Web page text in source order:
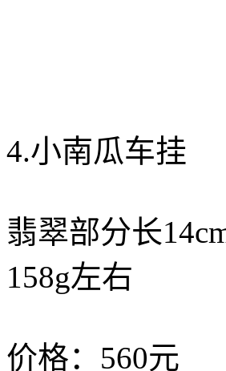
4.小南瓜车挂
翡翠部分长
158g左右
价格：560元